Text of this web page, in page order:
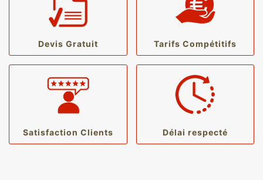
Devis Gratuit Tarifs Compétitifs
Satisfaction Clients Délai respecté